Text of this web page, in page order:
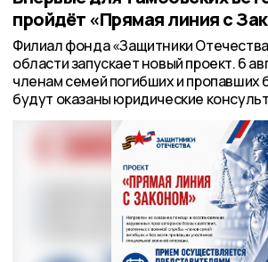
пройдёт «Прямая линия с
Филиал фонда «Защитники
области запускает новый проект. 6
членам семей погибших и
будут оказаны юридические